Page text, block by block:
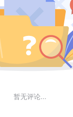
暂无评论...